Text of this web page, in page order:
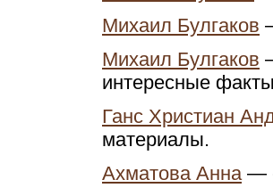
Михаил Булгаков
Михаил Булгаков
интересные
Ганс Христиан
материалы.
Ахматова Анна —